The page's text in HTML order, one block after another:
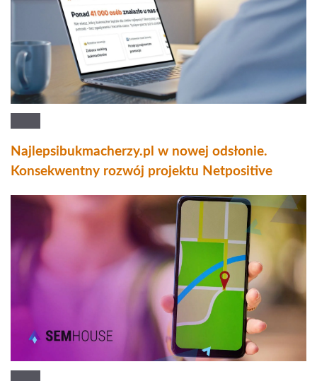
Najlepsibukmacherzy.pl w nowej odsłonie.
Konsekwentny rozwój projektu Netpositive